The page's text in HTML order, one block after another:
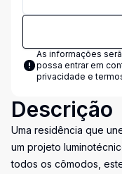
As informações
possa entrar em
privacidade e
Descrição
Uma residência que
um projeto
todos os cômodos,